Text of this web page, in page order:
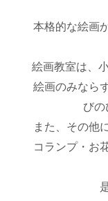
本格的な絵画
絵画教室は、
絵画のみなら
びの
また、その他
コランプ・お